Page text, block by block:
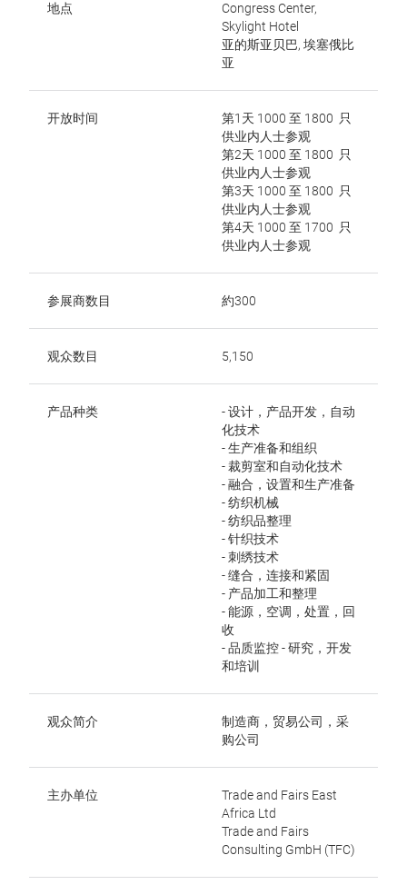
地点
Congress Center,
Skylight Hotel
亚的斯亚贝巴, 埃塞俄比
亚
开放时间
第1天 1000 至 1800 只
供业内人士参观
第2天 1000 至 1800 只
供业内人士参观
第3天 1000 至 1800 只
供业内人士参观
第4天 1000 至 1700 只
供业内人士参观
参展商数目 約300
观众数目 5,150
产品种类
- 设计，产品开发，自动
化技术
- 生产准备和组织
- 裁剪室和自动化技术
- 融合，设置和生产准备
- 纺织机械
- 纺织品整理
- 针织技术
- 刺绣技术
- 缝合，连接和紧固
- 产品加工和整理
- 能源，空调，处置，回
收
- 品质监控 - 研究，开发
和培训
观众简介
制造商，贸易公司，采
购公司
主办单位
Trade and Fairs East
Africa Ltd
Trade and Fairs
Consulting GmbH (TFC)